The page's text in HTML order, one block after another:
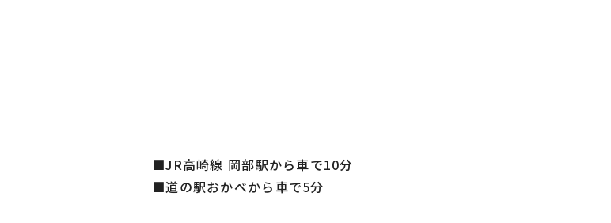
■JR高崎線 岡部駅から車で10分
■道の駅おかべから車で5分